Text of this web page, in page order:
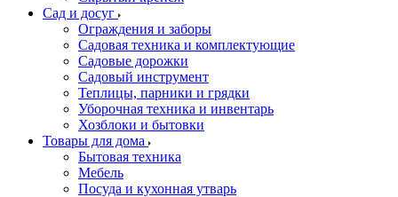
Сад и досуг
Ограждения и заборы
Садовая техника и комплектующие
Садовые дорожки
Садовый инструмент
Теплицы, парники и грядки
Уборочная техника и инвентарь
Хозблоки и бытовки
Товары для дома
Бытовая техника
Мебель
Посуда и кухонная утварь